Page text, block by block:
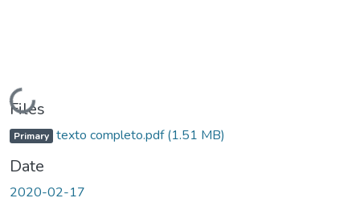
Loading...
Files
Primary texto completo.pdf(1.51 MB)
Date
2020-02-17